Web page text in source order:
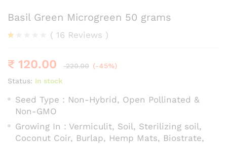
Basil Green Microgreen 50 grams
ed
0
ba
s
( 16 Reviews )
₹ 120.00 220.00 (-45%)
Status: In stock
Seed Type : Non-Hybrid, Open Pollinated &
Non-GMO
Growing In : Vermiculit, Soil, Sterilizing soil,
Coconut Coir, Burlap, Hemp Mats, Biostrate,